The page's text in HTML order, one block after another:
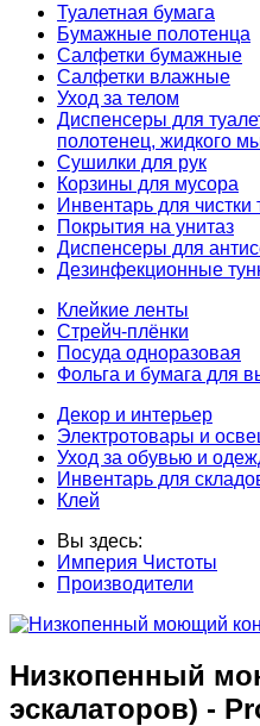
Туалетная бумага
Бумажные полотенца
Салфетки бумажные
Салфетки влажные
Уход за телом
Диспенсеры для
полотенец, жидкого
Сушилки для рук
Корзины для мусора
Инвентарь для чистки
Покрытия на унитаз
Диспенсеры для
Дезинфекционные
Клейкие ленты
Стрейч-плёнки
Посуда одноразовая
Фольга и бумага для
Декор и интерьер
Электротовары и
Уход за обувью и
Инвентарь для
Клей
Вы здесь:
Империя Чистоты
Производители
Низкопенный
эскалаторов) -